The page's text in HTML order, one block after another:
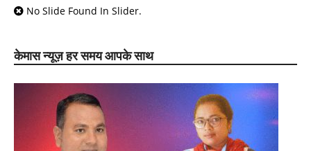
No Slide Found In Slider.
केमास न्यूज़ हर समय आपके साथ